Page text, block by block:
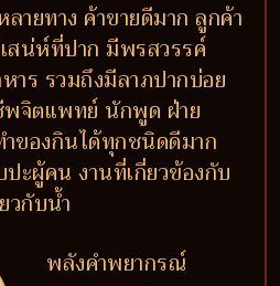
ลายทาง ค้าขายดีมาก ลูกค้า
สน่ห์ที่ปาก มีพรสวรรค์
าร รวมถึงมีลาภปากบ่อย
พจิตแพทย์ นักพูด ฝ่าย
ของกินได้ทุกชนิดดีมาก
ะผู้คน งานที่เกี่ยวข้องกับ
วกับน้ำ
พลังคำพยากรณ์